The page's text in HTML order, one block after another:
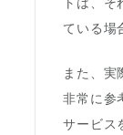
ている場
また、実
非常に参
サービス